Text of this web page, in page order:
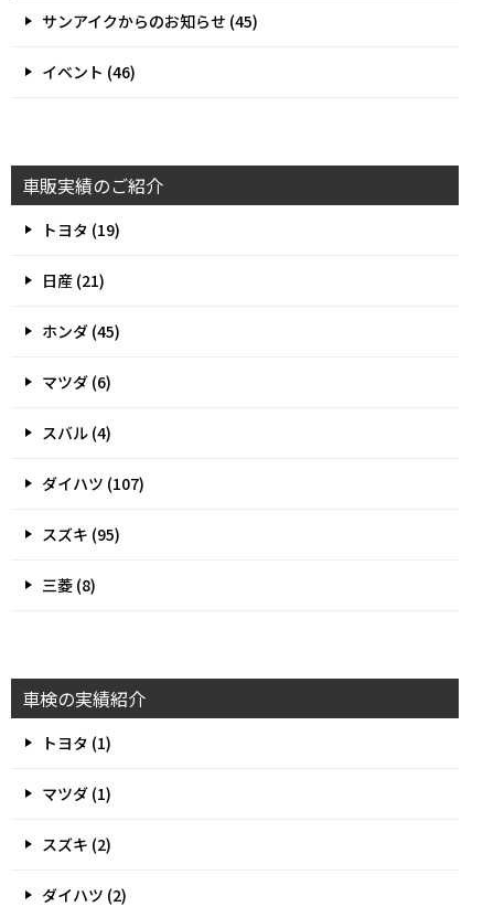
サンアイクからのお知らせ (45)
イベント (46)
車販実績のご紹介
トヨタ (19)
日産 (21)
ホンダ (45)
マツダ (6)
スバル (4)
ダイハツ (107)
スズキ (95)
三菱 (8)
車検の実績紹介
トヨタ (1)
マツダ (1)
スズキ (2)
ダイハツ (2)